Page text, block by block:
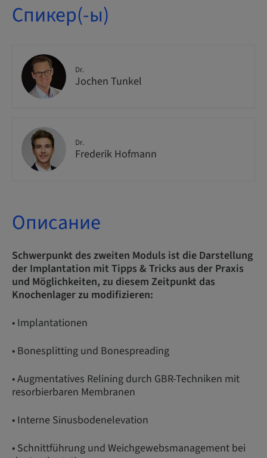
Спикер(-ы)
Dr.
Jochen Tunkel
Dr.
Frederik Hofmann
Описание
Schwerpunkt des zweiten Moduls ist die Darstellung
der Implantation mit Tipps & Tricks aus der Praxis
und Möglichkeiten, zu diesem Zeitpunkt das
Knochenlager zu modifizieren:
• Implantationen
• Bonesplitting und Bonespreading
• Augmentatives Relining durch GBR-Techniken mit
resorbierbaren Membranen
• Interne Sinusbodenelevation
• Schnittführung und Weichgewebsmanagement bei